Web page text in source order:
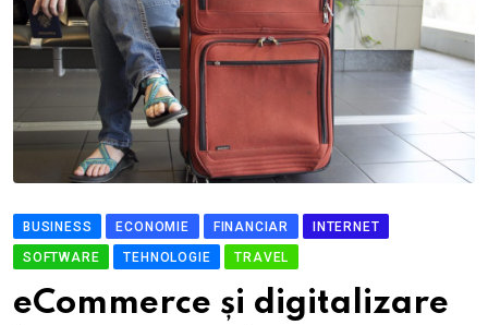
BUSINESS ECONOMIE FINANCIAR
INTERNET
SOFTWARE
TEHNOLOGIE TRAVEL
eCommerce și digitalizare